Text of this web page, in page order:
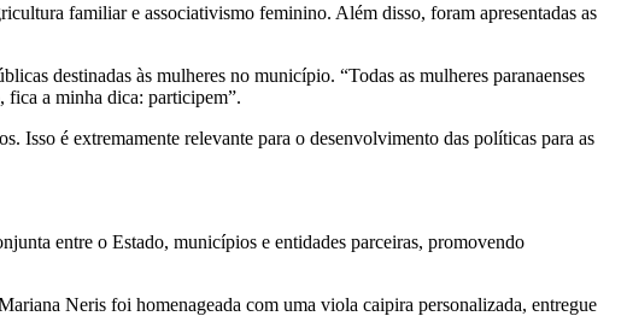
familiar e associativismo feminino. Além disso, foram apresentadas as
destinadas às mulheres no município. “Todas as mulheres paranaenses
fica a minha dica: participem”.
Isso é extremamente relevante para o desenvolvimento das políticas para as
entre o Estado, municípios e entidades parceiras, promovendo
Neris foi homenageada com uma viola caipira personalizada, entregue